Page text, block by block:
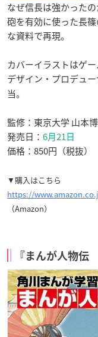
なぜ信長は強かった
砲を有効に使った長
な資料で再現。
カバーイラストはゲ
デザイン・プロデュ
当。
監修：東京大学 山本
発売日： 6月21日
価格：850円（税抜）
▼購入はこちら
https://
（Amazon）
『まんが人物伝